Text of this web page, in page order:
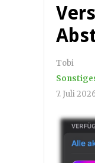
Tobi
7. Juli